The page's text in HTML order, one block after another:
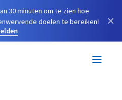
30 minuten om te zien hoe
doelen te bereiken!
×